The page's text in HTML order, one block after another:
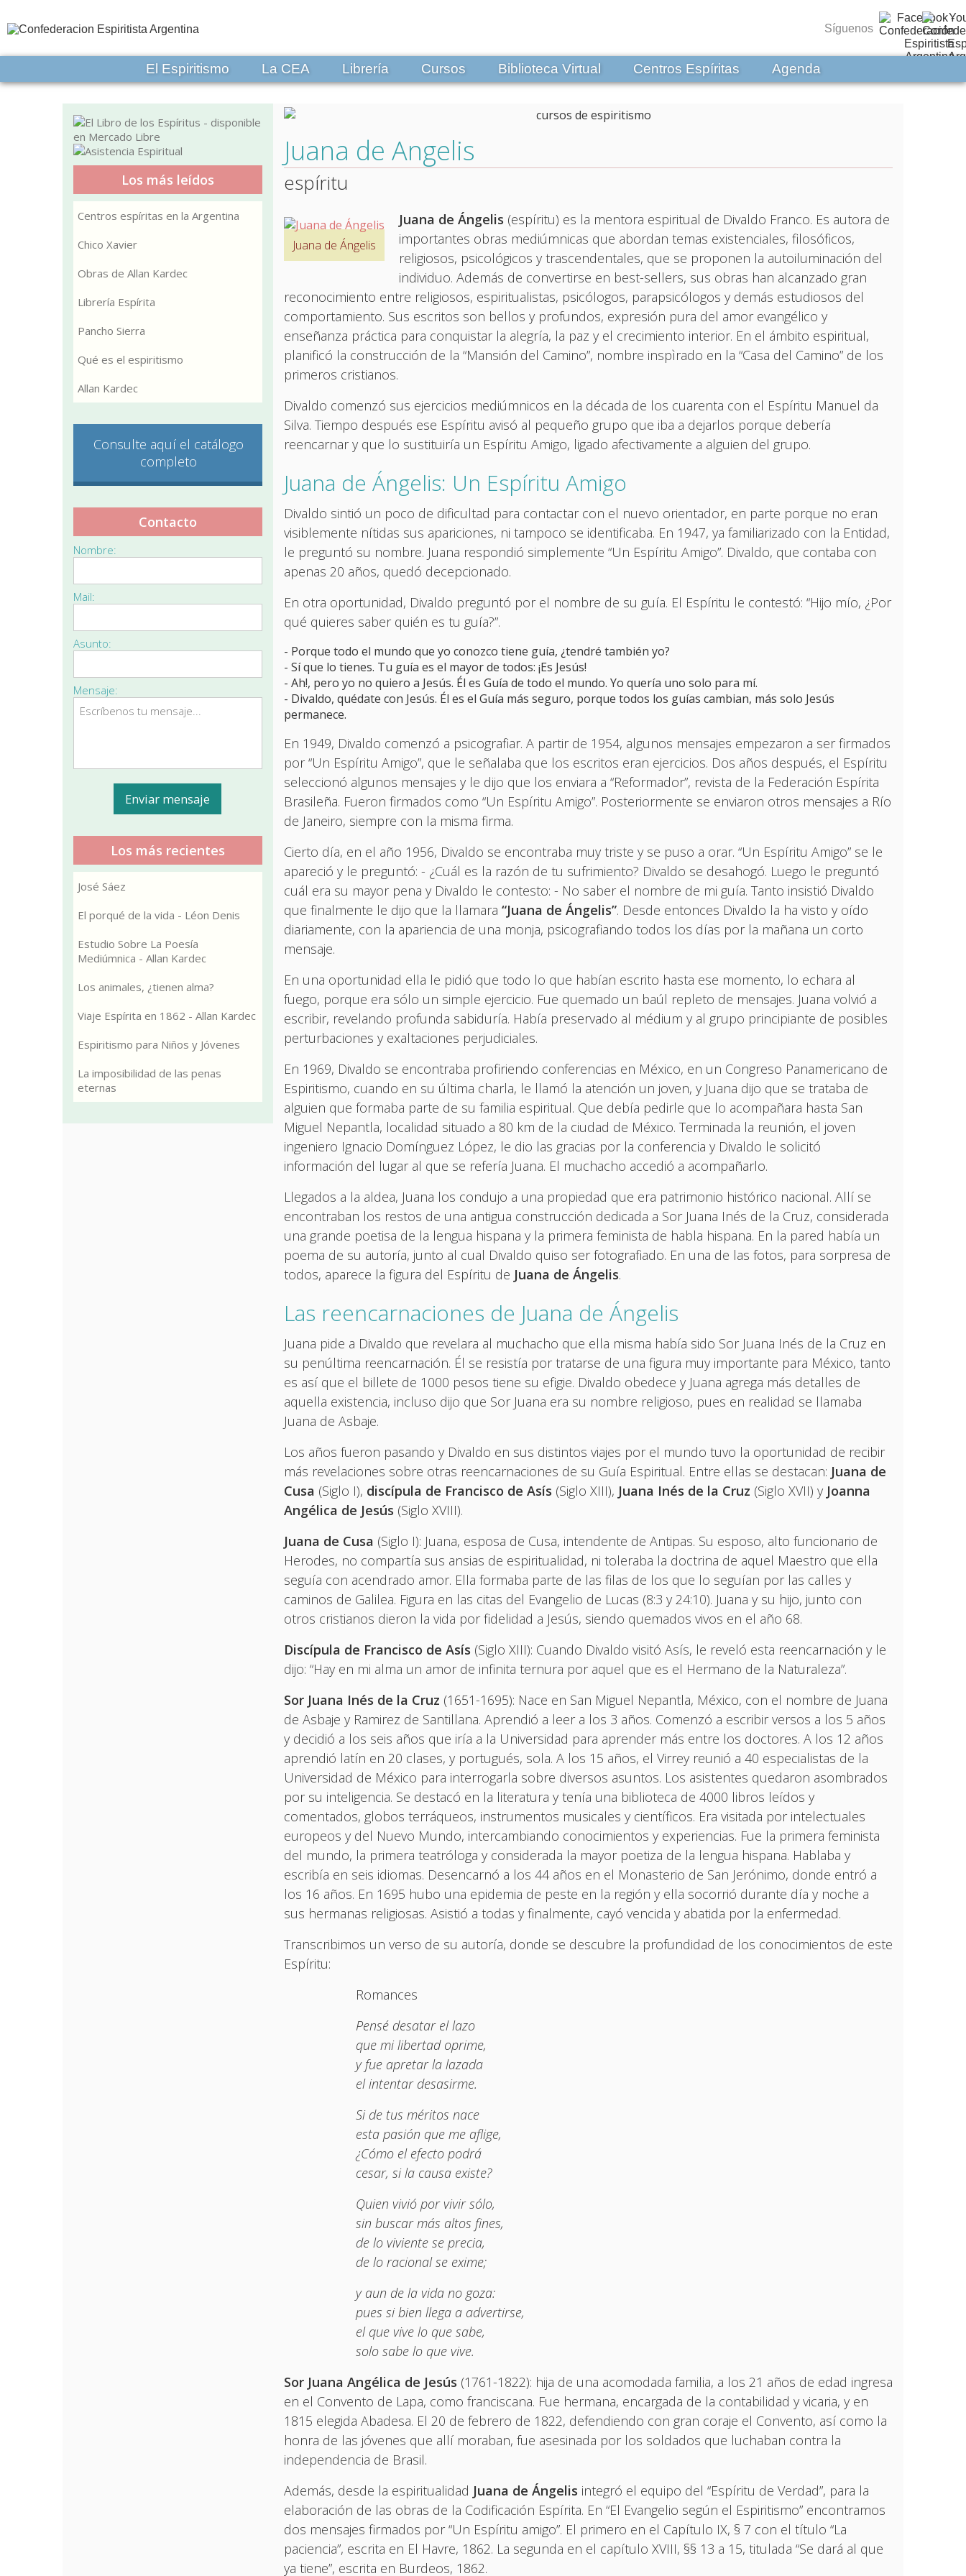
Síguenos
El Espiritismo La CEA Librería Cursos Biblioteca Virtual Centros Espíritas Agenda
Juana de Angelis
espíritu
Juana de Ángelis
Juana de Ángelis (espíritu) es la mentora espiritual de Divaldo Franco. Es autora de
importantes obras mediúmnicas que abordan temas existenciales, filosóficos,
religiosos, psicológicos y trascendentales, que se proponen la autoiluminación del
individuo. Además de convertirse en best-sellers, sus obras han alcanzado gran
reconocimiento entre religiosos, espiritualistas, psicólogos, parapsicólogos y demás estudiosos del
comportamiento. Sus escritos son bellos y profundos, expresión pura del amor evangélico y
enseñanza práctica para conquistar la alegría, la paz y el crecimiento interior. En el ámbito espiritual,
planificó la construcción de la “Mansión del Camino”, nombre inspìrado en la “Casa del Camino” de los
primeros cristianos.
Divaldo comenzó sus ejercicios mediúmnicos en la década de los cuarenta con el Espíritu Manuel da
Silva. Tiempo después ese Espíritu avisó al pequeño grupo que iba a dejarlos porque debería
reencarnar y que lo sustituiría un Espíritu Amigo, ligado afectivamente a alguien del grupo.
Juana de Ángelis: Un Espíritu Amigo
Divaldo sintió un poco de dificultad para contactar con el nuevo orientador, en parte porque no eran
visiblemente nítidas sus apariciones, ni tampoco se identificaba. En 1947, ya familiarizado con la Entidad,
le preguntó su nombre. Juana respondió simplemente “Un Espíritu Amigo”. Divaldo, que contaba con
apenas 20 años, quedó decepcionado.
En otra oportunidad, Divaldo preguntó por el nombre de su guía. El Espíritu le contestó: “Hijo mío, ¿Por
qué quieres saber quién es tu guía?”.
- Porque todo el mundo que yo conozco tiene guía, ¿tendré también yo?
- Sí que lo tienes. Tu guía es el mayor de todos: ¡Es Jesús!
- Ah!, pero yo no quiero a Jesús. Él es Guía de todo el mundo. Yo quería uno solo para mí.
- Divaldo, quédate con Jesús. Él es el Guía más seguro, porque todos los guías cambian, más solo Jesús
permanece.
En 1949, Divaldo comenzó a psicografiar. A partir de 1954, algunos mensajes empezaron a ser firmados
por “Un Espíritu Amigo”, que le señalaba que los escritos eran ejercicios. Dos años después, el Espíritu
seleccionó algunos mensajes y le dijo que los enviara a “Reformador”, revista de la Federación Espírita
Brasileña. Fueron firmados como “Un Espíritu Amigo”. Posteriormente se enviaron otros mensajes a Río
de Janeiro, siempre con la misma firma.
Cierto día, en el año 1956, Divaldo se encontraba muy triste y se puso a orar. “Un Espíritu Amigo” se le
apareció y le preguntó: - ¿Cuál es la razón de tu sufrimiento? Divaldo se desahogó. Luego le preguntó
cuál era su mayor pena y Divaldo le contesto: - No saber el nombre de mi guía. Tanto insistió Divaldo
que finalmente le dijo que la llamara “Juana de Ángelis”. Desde entonces Divaldo la ha visto y oído
diariamente, con la apariencia de una monja, psicografiando todos los días por la mañana un corto
mensaje.
En una oportunidad ella le pidió que todo lo que habían escrito hasta ese momento, lo echara al
fuego, porque era sólo un simple ejercicio. Fue quemado un baúl repleto de mensajes. Juana volvió a
escribir, revelando profunda sabiduría. Había preservado al médium y al grupo principiante de posibles
perturbaciones y exaltaciones perjudiciales.
En 1969, Divaldo se encontraba profiriendo conferencias en México, en un Congreso Panamericano de
Espiritismo, cuando en su última charla, le llamó la atención un joven, y Juana dijo que se trataba de
alguien que formaba parte de su familia espiritual. Que debía pedirle que lo acompañara hasta San
Miguel Nepantla, localidad situado a 80 km de la ciudad de México. Terminada la reunión, el joven
ingeniero Ignacio Domínguez López, le dio las gracias por la conferencia y Divaldo le solicitó
información del lugar al que se refería Juana. El muchacho accedió a acompañarlo.
Llegados a la aldea, Juana los condujo a una propiedad que era patrimonio histórico nacional. Allí se
encontraban los restos de una antigua construcción dedicada a Sor Juana Inés de la Cruz, considerada
una grande poetisa de la lengua hispana y la primera feminista de habla hispana. En la pared había un
poema de su autoría, junto al cual Divaldo quiso ser fotografiado. En una de las fotos, para sorpresa de
todos, aparece la figura del Espíritu de Juana de Ángelis.
Las reencarnaciones de Juana de Ángelis
Juana pide a Divaldo que revelara al muchacho que ella misma había sido Sor Juana Inés de la Cruz en
su penúltima reencarnación. Él se resistía por tratarse de una figura muy importante para México, tanto
es así que el billete de 1000 pesos tiene su efigie. Divaldo obedece y Juana agrega más detalles de
aquella existencia, incluso dijo que Sor Juana era su nombre religioso, pues en realidad se llamaba
Juana de Asbaje.
Los años fueron pasando y Divaldo en sus distintos viajes por el mundo tuvo la oportunidad de recibir
más revelaciones sobre otras reencarnaciones de su Guía Espiritual. Entre ellas se destacan: Juana de
Cusa (Siglo I), discípula de Francisco de Asís (Siglo XIII), Juana Inés de la Cruz (Siglo XVII) y Joanna
Angélica de Jesús (Siglo XVIII).
Juana de Cusa (Siglo I): Juana, esposa de Cusa, intendente de Antipas. Su esposo, alto funcionario de
Herodes, no compartía sus ansias de espiritualidad, ni toleraba la doctrina de aquel Maestro que ella
seguía con acendrado amor. Ella formaba parte de las filas de los que lo seguían por las calles y
caminos de Galilea. Figura en las citas del Evangelio de Lucas (8:3 y 24:10). Juana y su hijo, junto con
otros cristianos dieron la vida por fidelidad a Jesús, siendo quemados vivos en el año 68.
Discípula de Francisco de Asís (Siglo XIII): Cuando Divaldo visitó Asís, le reveló esta reencarnación y le
dijo: “Hay en mi alma un amor de infinita ternura por aquel que es el Hermano de la Naturaleza”.
Sor Juana Inés de la Cruz (1651-1695): Nace en San Miguel Nepantla, México, con el nombre de Juana
de Asbaje y Ramirez de Santillana. Aprendió a leer a los 3 años. Comenzó a escribir versos a los 5 años
y decidió a los seis años que iría a la Universidad para aprender más entre los doctores. A los 12 años
aprendió latín en 20 clases, y portugués, sola. A los 15 años, el Virrey reunió a 40 especialistas de la
Universidad de México para interrogarla sobre diversos asuntos. Los asistentes quedaron asombrados
por su inteligencia. Se destacó en la literatura y tenía una biblioteca de 4000 libros leídos y
comentados, globos terráqueos, instrumentos musicales y científicos. Era visitada por intelectuales
europeos y del Nuevo Mundo, intercambiando conocimientos y experiencias. Fue la primera feminista
del mundo, la primera teatróloga y considerada la mayor poetiza de la lengua hispana. Hablaba y
escribía en seis idiomas. Desencarnó a los 44 años en el Monasterio de San Jerónimo, donde entró a
los 16 años. En 1695 hubo una epidemia de peste en la región y ella socorrió durante día y noche a
sus hermanas religiosas. Asistió a todas y finalmente, cayó vencida y abatida por la enfermedad.
Transcribimos un verso de su autoría, donde se descubre la profundidad de los conocimientos de este
Espíritu:
Romances
Pensé desatar el lazo
que mi libertad oprime,
y fue apretar la lazada
el intentar desasirme.
Si de tus méritos nace
esta pasión que me aflige,
¿Cómo el efecto podrá
cesar, si la causa existe?
Quien vivió por vivir sólo,
sin buscar más altos fines,
de lo viviente se precia,
de lo racional se exime;
y aun de la vida no goza:
pues si bien llega a advertirse,
el que vive lo que sabe,
solo sabe lo que vive.
Sor Juana Angélica de Jesús (1761-1822): hija de una acomodada familia, a los 21 años de edad ingresa
en el Convento de Lapa, como franciscana. Fue hermana, encargada de la contabilidad y vicaria, y en
1815 elegida Abadesa. El 20 de febrero de 1822, defendiendo con gran coraje el Convento, así como la
honra de las jóvenes que allí moraban, fue asesinada por los soldados que luchaban contra la
independencia de Brasil.
Además, desde la espiritualidad Juana de Ángelis integró el equipo del “Espíritu de Verdad”, para la
elaboración de las obras de la Codificación Espírita. En “El Evangelio según el Espiritismo” encontramos
dos mensajes firmados por “Un Espíritu amigo”. El primero en el Capítulo IX, § 7 con el título “La
paciencia”, escrita en El Havre, 1862. La segunda en el capítulo XVIII, §§ 13 a 15, titulada “Se dará al que
ya tiene”, escrita en Burdeos, 1862.
Los más leídos
Centros espíritas en la Argentina
Chico Xavier
Obras de Allan Kardec
Librería Espírita
Pancho Sierra
Qué es el espiritismo
Allan Kardec
Consulte aquí el catálogo
completo
Contacto
Nombre:
Mail:
Asunto:
Mensaje:
Los más recientes
José Sáez
El porqué de la vida - Léon Denis
Estudio Sobre La Poesía
Mediúmnica - Allan Kardec
Los animales, ¿tienen alma?
Viaje Espírita en 1862 - Allan Kardec
Espiritismo para Niños y Jóvenes
La imposibilidad de las penas
eternas